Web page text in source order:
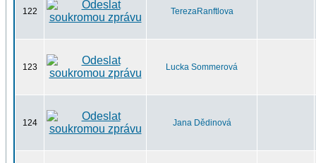
122 TerezaRanftlova
123 Lucka Sommerová
124 Jana Dědinová